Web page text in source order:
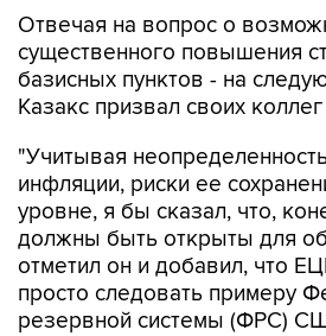
Отвечая на вопрос о
существенного повышения
базисных пунктов - на
Казакс призвал своих
"Учитывая
инфляции, риски ее
уровне, я бы сказал, что,
должны быть открыты для
отметил он и добавил, что
просто следовать примеру
резервной системы (ФРС)